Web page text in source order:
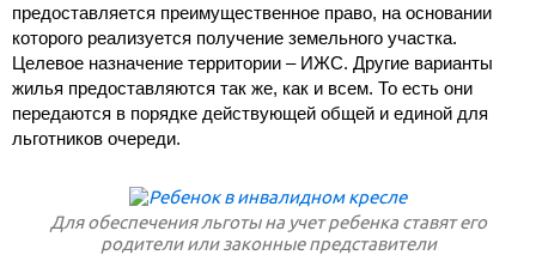
предоставляется преимущественное право, на основании
которого реализуется получение земельного участка.
Целевое назначение территории – ИЖС. Другие варианты
жилья предоставляются так же, как и всем. То есть они
передаются в порядке действующей общей и единой для
льготников очереди.
Для обеспечения льготы на учет ребенка ставят его
родители или законные представители